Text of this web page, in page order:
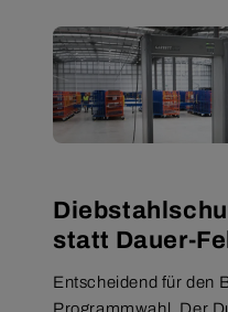
statt Dauer-
Entscheidend für den
Programmwahl. Der